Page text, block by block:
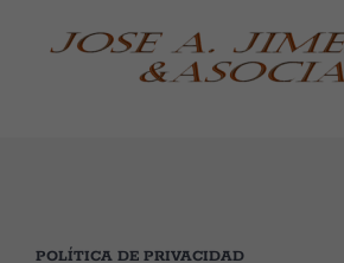
POLÍTICA DE PRIVACIDAD